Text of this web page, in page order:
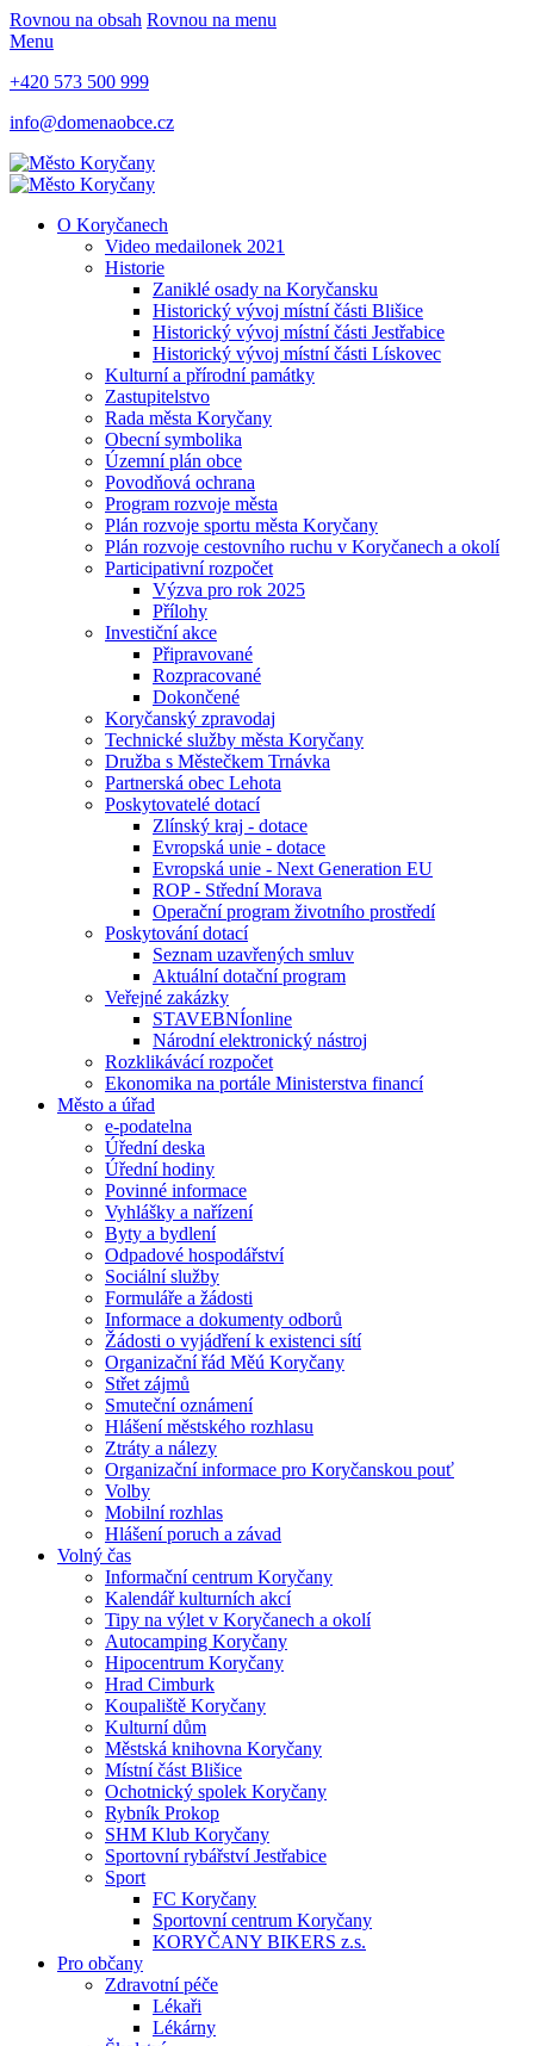
Rovnou na obsah Rovnou na menu
Menu
+420 573 500 999
info@domenaobce.cz
O Koryčanech
Video medailonek 2021
Historie
Zaniklé osady na Koryčansku
Historický vývoj místní části Blišice
Historický vývoj místní části Jestřabice
Historický vývoj místní části Lískovec
Kulturní a přírodní památky
Zastupitelstvo
Rada města Koryčany
Obecní symbolika
Územní plán obce
Povodňová ochrana
Program rozvoje města
Plán rozvoje sportu města Koryčany
Plán rozvoje cestovního ruchu v Koryčanech a okolí
Participativní rozpočet
Výzva pro rok 2025
Přílohy
Investiční akce
Připravované
Rozpracované
Dokončené
Koryčanský zpravodaj
Technické služby města Koryčany
Družba s Městečkem Trnávka
Partnerská obec Lehota
Poskytovatelé dotací
Zlínský kraj - dotace
Evropská unie - dotace
Evropská unie - Next Generation EU
ROP - Střední Morava
Operační program životního prostředí
Poskytování dotací
Seznam uzavřených smluv
Aktuální dotační program
Veřejné zakázky
STAVEBNÍonline
Národní elektronický nástroj
Rozklikávácí rozpočet
Ekonomika na portále Ministerstva financí
Město a úřad
e-podatelna
Úřední deska
Úřední hodiny
Povinné informace
Vyhlášky a nařízení
Byty a bydlení
Odpadové hospodářství
Sociální služby
Formuláře a žádosti
Informace a dokumenty odborů
Žádosti o vyjádření k existenci sítí
Organizační řád Měú Koryčany
Střet zájmů
Smuteční oznámení
Hlášení městského rozhlasu
Ztráty a nálezy
Organizační informace pro Koryčanskou pouť
Volby
Mobilní rozhlas
Hlášení poruch a závad
Volný čas
Informační centrum Koryčany
Kalendář kulturních akcí
Tipy na výlet v Koryčanech a okolí
Autocamping Koryčany
Hipocentrum Koryčany
Hrad Cimburk
Koupaliště Koryčany
Kulturní dům
Městská knihovna Koryčany
Místní část Blišice
Ochotnický spolek Koryčany
Rybník Prokop
SHM Klub Koryčany
Sportovní rybářství Jestřabice
Sport
FC Koryčany
Sportovní centrum Koryčany
KORYČANY BIKERS z.s.
Pro občany
Zdravotní péče
Lékaři
Lékárny